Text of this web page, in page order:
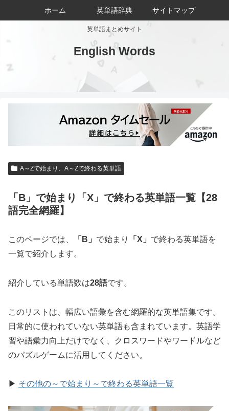
英単語まとめサイト
English Words
ホーム 英単語辞典 サイトマップ
A～Zで始まり、A～Zで終わる英単語
「B」で始まり「X」で終わる英単語一覧【28
語完全網羅】
このページでは、 「B」 で始まり 「X」 で終わる英単語を
一覧で紹介します。
紹介している単語数は28語です。
このリストは、幅広い語彙を含む網羅的な英単語集です。
日常的に使われていない英単語も含まれています。英語学
習や語彙力向上だけでなく、クロスワードやワードルなど
のパズルゲームに活用してください。
▶ その他の～で始まり～で終わる英単語一覧